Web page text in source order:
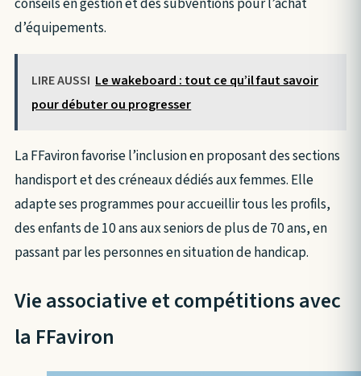
d’équipements.
LIRE AUSSI Le wakeboard : tout ce qu’il faut savoir
pour débuter ou progresser
La FFaviron favorise l’inclusion en proposant des sections
handisport et des créneaux dédiés aux femmes. Elle
adapte ses programmes pour accueillir tous les profils,
des enfants de 10 ans aux seniors de plus de 70 ans, en
passant par les personnes en situation de handicap.
Vie associative et compétitions avec
la FFaviron